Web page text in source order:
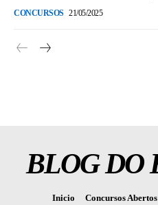
CONCURSOS 21/05/2025
BLOG DO
Inicio Concursos Abertos